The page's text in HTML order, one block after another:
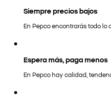
Siempre precios bajos
En Pepco encontrarás todo lo
Espera más, paga menos
En Pepco hay calidad,